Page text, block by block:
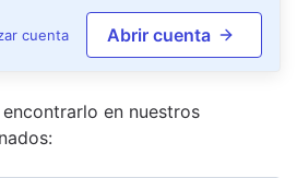
cuenta Abrir cuenta
en nuestros
s: